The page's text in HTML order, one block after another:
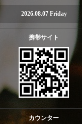
2026.08.07 Friday
携帯サイト
カウンター